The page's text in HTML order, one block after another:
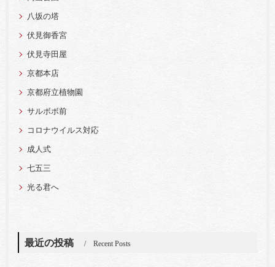
八坂の塔
伏見御香宮
伏見寺田屋
京都本店
京都府立植物園
サルボボ前
コロナウイルス対応
成人式
七五三
光る君へ
最近の投稿 Recent Posts